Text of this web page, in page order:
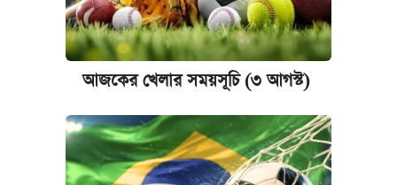
আজকের খেলার সময়সূচি (৩ আগস্ট)